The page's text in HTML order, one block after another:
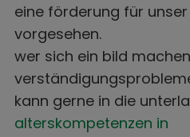
eine förderung für
vorgesehen.
wer sich ein bild
kann gerne in die
alterskompetenzen in